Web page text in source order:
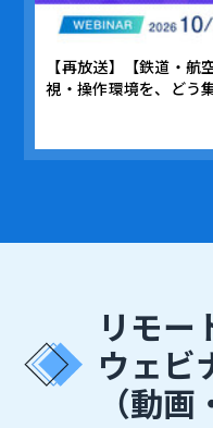
【再放送】【鉄道・
視・操作環境を、どう
リモー
ウェビ
（動画